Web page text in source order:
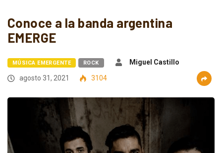
Conoce a la banda argentina
EMERGE
MÚSICA EMERGENTE ROCK
Miguel Castillo
agosto 31, 2021
3104